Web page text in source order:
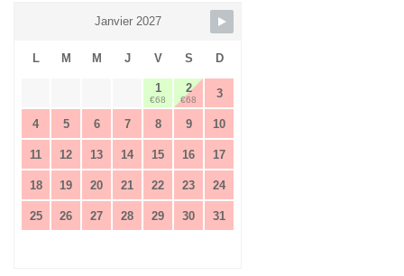
Janvier 2027
L M M J V S D
1
€68
2
€68 3
4 5 6 7 8 9 10
11 12 13 14 15 16 17
18 19 20 21 22 23 24
25 26 27 28 29 30 31